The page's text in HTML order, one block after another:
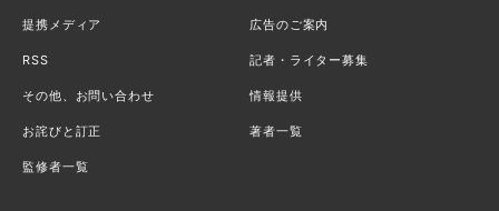
提携メディア 広告のご案内
RSS 記者・ライター募集
その他、お問い合わせ 情報提供
お詫びと訂正 著者一覧
監修者一覧